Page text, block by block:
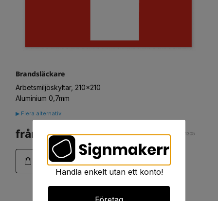
Brandsläckare
Arbetsmiljöskyltar, 210x210
Aluminium 0,7mm
▶ Flera alternativ
från. 83:- Art. 01-1305
Handla enkelt utan ett konto!